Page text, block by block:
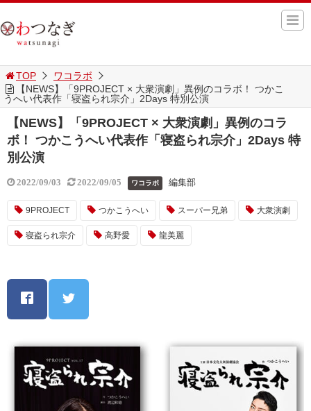
TOP
ワコラボ
【NEWS】「9PROJECT × 大衆演劇」異例のコラボ！ つかこ
うへい代表作「寝盗られ宗介」2Days 特別公演
【NEWS】「9PROJECT × 大衆演劇」異例のコラ
ボ！ つかこうへい代表作「寝盗られ宗介」2Days 特
別公演
2022/09/03 2022/09/05 ワコラボ 編集部
9PROJECT つかこうへい スーパー兄弟 大衆演劇
寝盗られ宗介 高野愛 龍美麗